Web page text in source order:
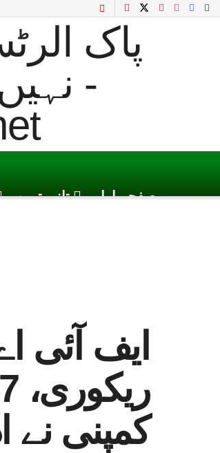
تازہ ترین صفحہ اول
ایف آئی
کمپنی نے